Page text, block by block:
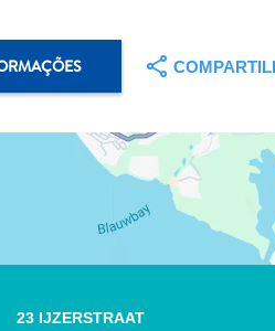
23 IJZERSTRAAT
algo para mais tarde,